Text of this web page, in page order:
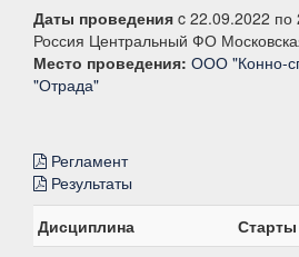
Даты проведения c 22.09.2022 по
Россия Центральный ФО
Место проведения: ООО "Конно-
"Отрада"
Регламент
Результаты
Дисциплина
Старты